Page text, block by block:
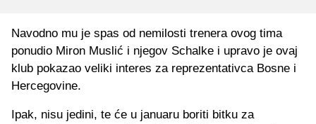
Navodno mu je spas od nemilosti trenera ovog tima
ponudio Miron Muslić i njegov Schalke i upravo je ovaj
klub pokazao veliki interes za reprezentativca Bosne i
Hercegovine.
Ipak, nisu jedini, te će u januaru boriti bitku za